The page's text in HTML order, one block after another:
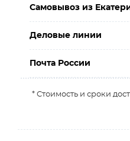
Самовывоз из
Деловые линии
Почта России
* Стоимость и сроки